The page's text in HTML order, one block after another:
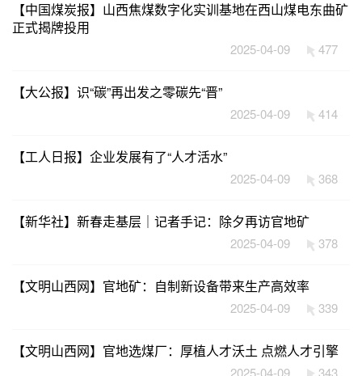
【中国煤炭报】山西焦煤数字化实训基地在西山煤电东曲矿
正式揭牌投用
2025-04-09 477
【大公报】识“碳”再出发之零碳先“晋”
2025-04-09 414
【工人日报】企业发展有了“人才活水”
2025-04-09 368
【新华社】新春走基层｜记者手记：除夕再访官地矿
2025-04-09 378
【文明山西网】官地矿：自制新设备带来生产高效率
2025-04-09 339
【文明山西网】官地选煤厂：厚植人才沃土 点燃人才引擎
2025-04-09 343